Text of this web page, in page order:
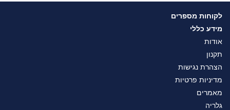
לקוחות מספרים
מידע כללי
אודות
תקנון
הצהרת נגישות
מדיניות פרטיות
מאמרים
גלריה